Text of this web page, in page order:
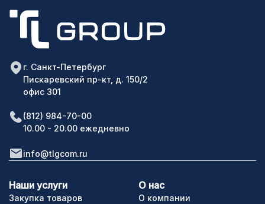
г. Санкт-Петербург
Пискаревский пр-кт, д. 150/2
офис 301
(812) 984-70-00
10.00 - 20.00 ежедневно
info@tlgcom.ru
Закупка товаров
Наши услуги О нас
О компании